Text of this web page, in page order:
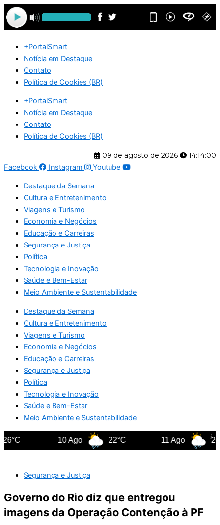
Ir
para
o
+PortalSmart
Notícia em Destaque
Contato
Política de Cookies (BR)
+PortalSmart
Notícia em Destaque
Contato
Política de Cookies (BR)
09 de agosto de 2026
14:14:00
Facebook
Instagram Youtube
Destaque da Semana
Cultura e Entretenimento
Viagens e Turismo
Economia e Negócios
Educação e Carreiras
Segurança e Justiça
Política
Tecnologia e Inovação
Saúde e Bem-Estar
Meio Ambiente e Sustentabilidade
Destaque da Semana
Cultura e Entretenimento
Viagens e Turismo
Economia e Negócios
Educação e Carreiras
Segurança e Justiça
Política
Tecnologia e Inovação
Saúde e Bem-Estar
Meio Ambiente e Sustentabilidade
10 Ago 22°C 11 Ago
Segurança e Justiça
Governo do Rio diz que entregou
imagens da Operação Contenção à PF